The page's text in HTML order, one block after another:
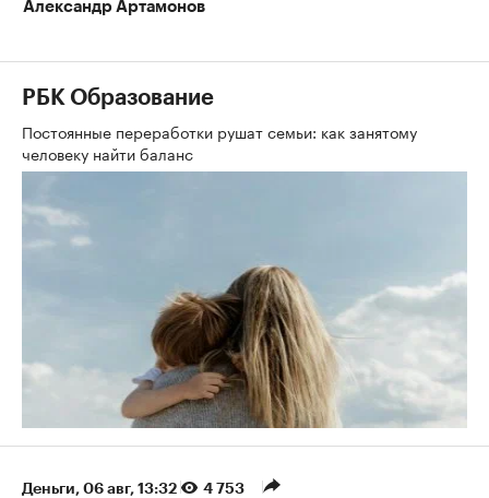
Александр Артамонов
РБК Образование
Постоянные переработки рушат семьи: как занятому
человеку найти баланс
Деньги⁠, 06 авг, 13:32 4 753